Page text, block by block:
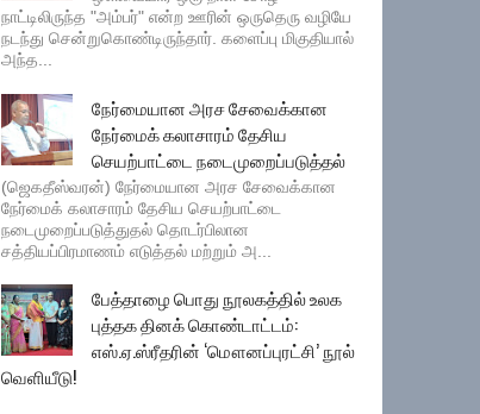
நாட்டிலிருந்த "அம்பர்" என்ற ஊரின் ஒருதெரு வழியே
நடந்து சென்றுகொண்டிருந்தார். களைப்பு மிகுதியால்
அந்த...
நேர்மையான அரச சேவைக்கான
நேர்மைக் கலாசாரம் தேசிய
செயற்பாட்டை நடைமுறைப்படுத்தல்
(ஜெகதீஸ்வரன்) நேர்மையான அரச சேவைக்கான
நேர்மைக் கலாசாரம் தேசிய செயற்பாட்டை
நடைமுறைப்படுத்துதல் தொடர்பிலான
சத்தியப்பிரமாணம் எடுத்தல் மற்றும் அ...
பேத்தாழை பொது நூலகத்தில் உலக
புத்தக தினக் கொண்டாட்டம்:
எஸ்.ஏ.ஸ்ரீதரின் ‘மௌனப்புரட்சி’ நூல்
வெளியீடு!